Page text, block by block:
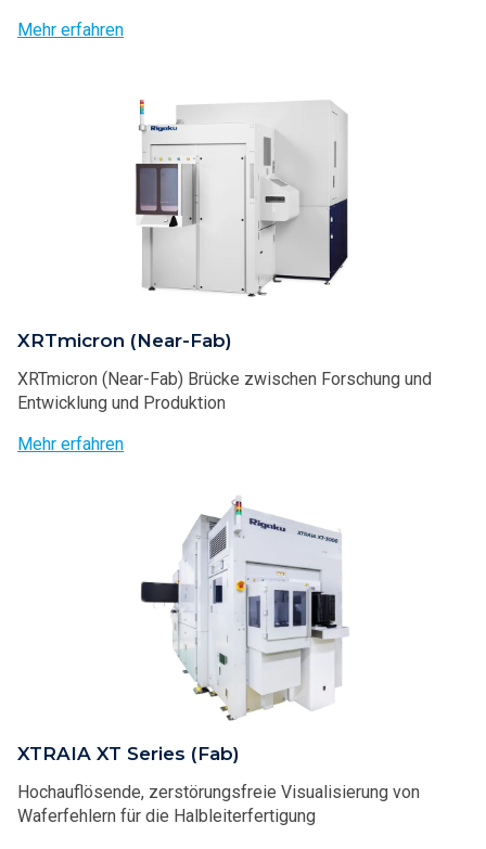
Mehr erfahren
XRTmicron (Near-Fab)
XRTmicron (Near-Fab) Brücke zwischen Forschung und
Entwicklung und Produktion
Mehr erfahren
XTRAIA XT Series (Fab)
Hochauflösende, zerstörungsfreie Visualisierung von
Waferfehlern für die Halbleiterfertigung